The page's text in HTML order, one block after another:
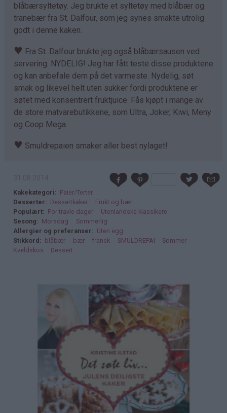
blåbærsyltetøy. Jeg brukte et syltetøy med blåbær og
tranebær fra St. Dalfour, som jeg synes smakte utrolig
godt i denne kaken.
♥ Fra St. Dalfour brukte jeg også blåbærsausen ved
servering. NYDELIG! Jeg har fått teste disse produktene
og kan anbefale dem på det varmeste. Nydelig, søt
smak og likevel helt uten sukker fordi produktene er
søtet med konsentrert fruktjuice. Fås kjøpt i mange av
de store matvarebutikkene, som Ultra, Joker, Kiwi, Meny
og Coop Mega.
♥ Smuldrepaien smaker aller best nylaget!
Kakekategori
Paier/Terter
Desserter
Dessertkaker
Frukt og bær
Populært
For travle dager
Utenlandske klassikere
Sesong
Morsdag
Sommerlig
Allergier og preferanser
Uten egg
Stikkord
blåbær bær fransk SMULDREPAI
Sommer
Kveldskos
Dessert